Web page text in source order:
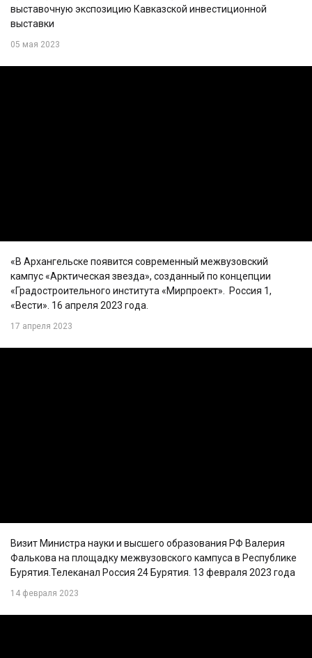
выставочную экспозицию Кавказской инвестиционной
выставки
05 мая 2023
«В Архангельске появится современный межвузовский
кампус «Арктическая звезда», созданный по концепции
«Градостроительного института «Мирпроект». Россия 1,
«Вести». 16 апреля 2023 года.
17 апреля 2023
Визит Министра науки и высшего образования РФ Валерия
Фалькова на площадку межвузовского кампуса в Республике
Бурятия.Телеканал Россия 24 Бурятия. 13 февраля 2023 года
14 февраля 2023